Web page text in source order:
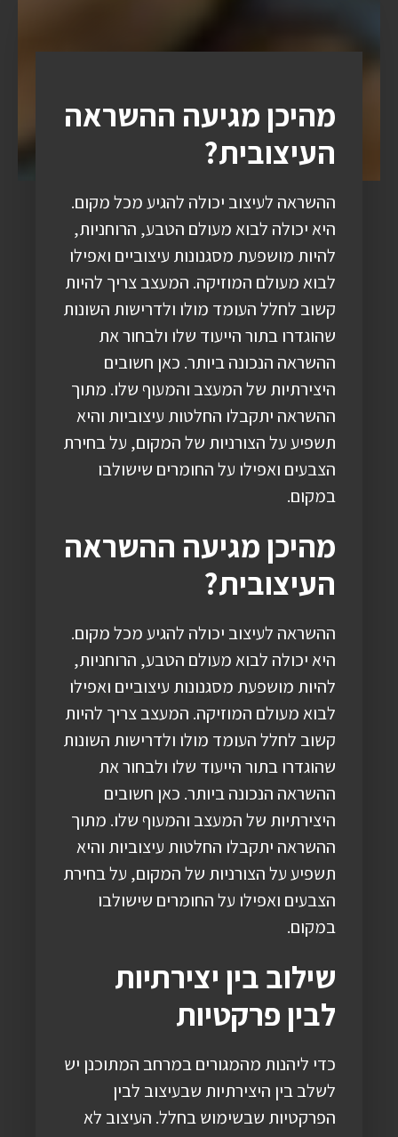
מהיכן מגיעה ההשראה
העיצובית?
ההשראה לעיצוב יכולה להגיע מכל מקום.
היא יכולה לבוא מעולם הטבע, הרוחניות,
להיות מושפעת מסגנונות עיצוביים ואפילו
לבוא מעולם המוזיקה. המעצב צריך להיות
קשוב לחלל העומד מולו ולדרישות השונות
שהוגדרו בתור הייעוד שלו ולבחור את
ההשראה הנכונה ביותר. כאן חשובים
היצירתיות של המעצב והמעוף שלו. מתוך
ההשראה יתקבלו החלטות עיצוביות והיא
תשפיע על הצורניות של המקום, על בחירת
הצבעים ואפילו על החומרים שישולבו
במקום.
מהיכן מגיעה ההשראה
העיצובית?
ההשראה לעיצוב יכולה להגיע מכל מקום.
היא יכולה לבוא מעולם הטבע, הרוחניות,
להיות מושפעת מסגנונות עיצוביים ואפילו
לבוא מעולם המוזיקה. המעצב צריך להיות
קשוב לחלל העומד מולו ולדרישות השונות
שהוגדרו בתור הייעוד שלו ולבחור את
ההשראה הנכונה ביותר. כאן חשובים
היצירתיות של המעצב והמעוף שלו. מתוך
ההשראה יתקבלו החלטות עיצוביות והיא
תשפיע על הצורניות של המקום, על בחירת
הצבעים ואפילו על החומרים שישולבו
במקום.
שילוב בין יצירתיות
לבין פרקטיות
כדי ליהנות מהמגורים במרחב המתוכנן יש
לשלב בין היצירתיות שבעיצוב לבין
הפרקטיות שבשימוש בחלל. העיצוב לא